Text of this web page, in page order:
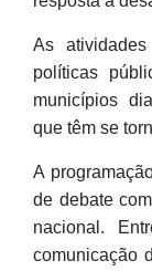
As
políticas
municípios
que têm se
A
de debate
nacional.
comunicação